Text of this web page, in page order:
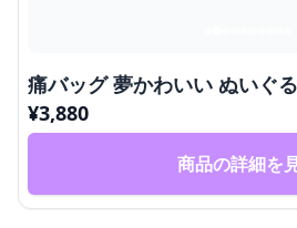
痛バッグ 夢かわいい ぬいぐ
¥3,880
商品の詳細を